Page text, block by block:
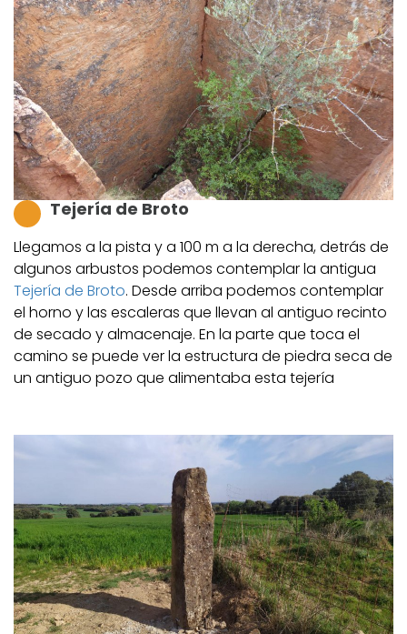
Tejería de Broto
Llegamos a la pista y a 100 m a la derecha, detrás de
algunos arbustos podemos contemplar la antigua
Tejería de Broto. Desde arriba podemos contemplar
el horno y las escaleras que llevan al antiguo recinto
de secado y almacenaje. En la parte que toca el
camino se puede ver la estructura de piedra seca de
un antiguo pozo que alimentaba esta tejería